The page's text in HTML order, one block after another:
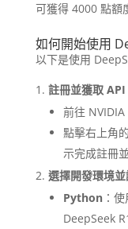
可獲得 4000 點額
如何開始使用
以下是使用
註冊並獲取
前往
點擊右上角
示完成註冊
選擇開發環境
Python：​使
DeepSeek